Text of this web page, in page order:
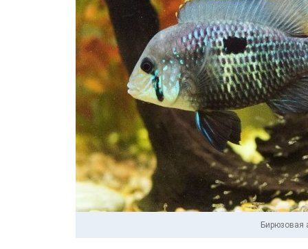
Бирюзовая